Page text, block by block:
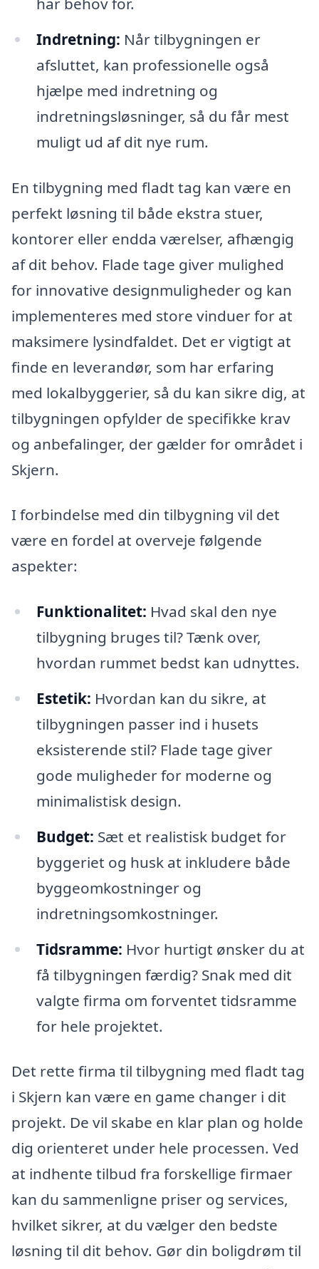
Indretning: Når tilbygningen er
afsluttet, kan professionelle også
hjælpe med indretning og
indretningsløsninger, så du får mest
muligt ud af dit nye rum.
En tilbygning med fladt tag kan være en
perfekt løsning til både ekstra stuer,
kontorer eller endda værelser, afhængig
af dit behov. Flade tage giver mulighed
for innovative designmuligheder og kan
implementeres med store vinduer for at
maksimere lysindfaldet. Det er vigtigt at
finde en leverandør, som har erfaring
med lokalbyggerier, så du kan sikre dig, at
tilbygningen opfylder de specifikke krav
og anbefalinger, der gælder for området i
Skjern.
I forbindelse med din tilbygning vil det
være en fordel at overveje følgende
aspekter:
Funktionalitet: Hvad skal den nye
tilbygning bruges til? Tænk over,
hvordan rummet bedst kan udnyttes.
Estetik: Hvordan kan du sikre, at
tilbygningen passer ind i husets
eksisterende stil? Flade tage giver
gode muligheder for moderne og
minimalistisk design.
Budget: Sæt et realistisk budget for
byggeriet og husk at inkludere både
byggeomkostninger og
indretningsomkostninger.
Tidsramme: Hvor hurtigt ønsker du at
få tilbygningen færdig? Snak med dit
valgte firma om forventet tidsramme
for hele projektet.
Det rette firma til tilbygning med fladt tag
i Skjern kan være en game changer i dit
projekt. De vil skabe en klar plan og holde
dig orienteret under hele processen. Ved
at indhente tilbud fra forskellige firmaer
kan du sammenligne priser og services,
hvilket sikrer, at du vælger den bedste
løsning til dit behov. Gør din boligdrøm til